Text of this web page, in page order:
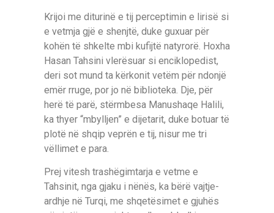
Krijoi me diturinë e tij perceptimin e lirisë si
e vetmja gjë e shenjtë, duke guxuar për
kohën të shkelte mbi kufijtë natyrorë. Hoxha
Hasan Tahsini vlerësuar si enciklopedist,
deri sot mund ta kërkonit vetëm për ndonjë
emër rruge, por jo në biblioteka. Dje, për
herë të parë, stërmbesa Manushaqe Halili,
ka thyer “mbylljen” e dijetarit, duke botuar të
plotë në shqip veprën e tij, nisur me tri
vëllimet e para.
Prej vitesh trashëgimtarja e vetme e
Tahsinit, nga gjaku i nënës, ka bërë vajtje-
ardhje në Turqi, me shqetësimet e gjuhës